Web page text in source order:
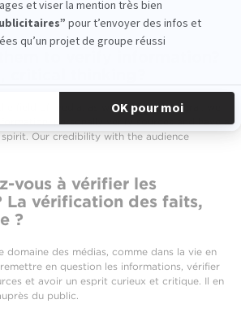
field of media, as well as life in general, we
personally verify sources and have a
Our credibility with the audience
vous à vérifier les
La vérification des faits,
?
domaine des médias, comme dans la vie en
en question les informations, vérifier
et avoir un esprit curieux et critique. Il en
du public.